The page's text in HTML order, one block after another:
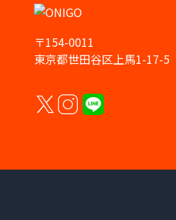
〒154-0011
東京都世田谷区上馬1-17-5